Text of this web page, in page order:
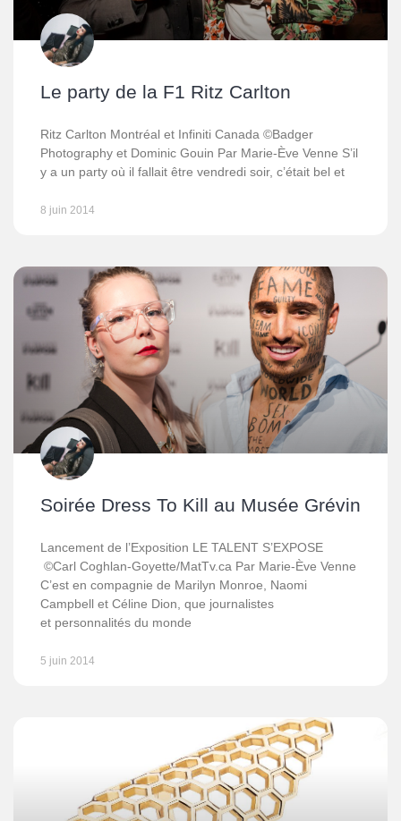
Le party de la F1 Ritz Carlton
Ritz Carlton Montréal et Infiniti Canada ©Badger
Photography et Dominic Gouin Par Marie-Ève Venne S’il
y a un party où il fallait être vendredi soir, c’était bel et
8 juin 2014
Soirée Dress To Kill au Musée Grévin
Lancement de l’Exposition LE TALENT S’EXPOSE
©Carl Coghlan-Goyette/MatTv.ca Par Marie-Ève Venne
C’est en compagnie de Marilyn Monroe, Naomi
Campbell et Céline Dion, que journalistes
et personnalités du monde
5 juin 2014